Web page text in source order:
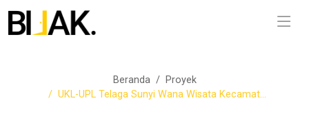
Beranda
Proyek
UKL-UPL Telaga Sunyi Wana Wisata Kecamat...